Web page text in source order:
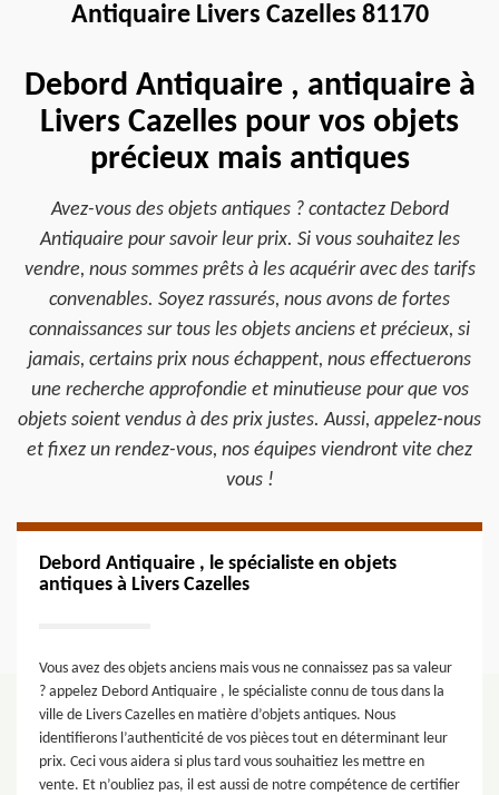
Antiquaire Livers Cazelles 81170
Debord Antiquaire , antiquaire à
Livers Cazelles pour vos objets
précieux mais antiques
Avez-vous des objets antiques ? contactez Debord
Antiquaire pour savoir leur prix. Si vous souhaitez les
vendre, nous sommes prêts à les acquérir avec des tarifs
convenables. Soyez rassurés, nous avons de fortes
connaissances sur tous les objets anciens et précieux, si
jamais, certains prix nous échappent, nous effectuerons
une recherche approfondie et minutieuse pour que vos
objets soient vendus à des prix justes. Aussi, appelez-nous
et fixez un rendez-vous, nos équipes viendront vite chez
vous !
Debord Antiquaire , le spécialiste en objets
antiques à Livers Cazelles
Vous avez des objets anciens mais vous ne connaissez pas sa valeur
? appelez Debord Antiquaire , le spécialiste connu de tous dans la
ville de Livers Cazelles en matière d’objets antiques. Nous
identifierons l’authenticité de vos pièces tout en déterminant leur
prix. Ceci vous aidera si plus tard vous souhaitiez les mettre en
vente. Et n’oubliez pas, il est aussi de notre compétence de certifier